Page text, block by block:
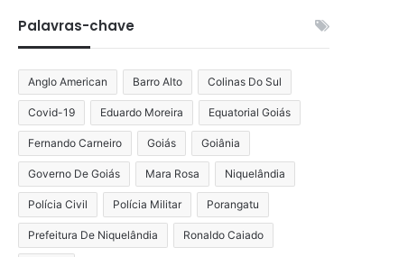
Palavras-chave
Anglo American Barro Alto Colinas Do Sul
Covid-19 Eduardo Moreira Equatorial Goiás
Fernando Carneiro Goiás Goiânia
Governo De Goiás Mara Rosa Niquelândia
Polícia Civil Polícia Militar Porangatu
Prefeitura De Niquelândia Ronaldo Caiado